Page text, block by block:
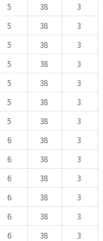
5 38
3
5 38
3
5 38
3
5 38
3
5 38
3
5 38
3
5 38
3
6 38
3
6 38
3
6 38
3
6 38
3
6 38
3
6 38
3